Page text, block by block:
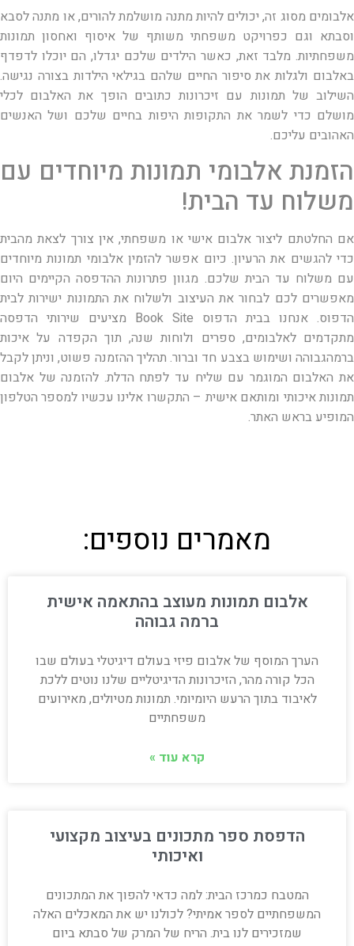
אלבומים מסוג זה, יכולים להיות מתנה מושלמת להורים, או מתנה לסבא
וסבתא וגם כפרויקט משפחתי משותף של איסוף ואחסון תמונות
משפחתיות. מלבד זאת, כאשר הילדים שלכם יגדלו, הם יוכלו לדפדף
באלבום ולגלות את סיפור החיים שלהם בגילאי הילדות בצורה נגישה.
השילוב של תמונות עם זיכרונות כתובים הופך את האלבום לכלי
מושלם כדי לשמר את התקופות היפות בחיים שלכם ושל האנשים
האהובים עליכם.
הזמנת אלבומי תמונות מיוחדים עם
משלוח עד הבית!
אם החלטתם ליצור אלבום אישי או משפחתי, אין צורך לצאת מהבית
כדי להגשים את הרעיון. כיום אפשר להזמין אלבומי תמונות מיוחדים
עם משלוח עד הבית שלכם. מגוון פתרונות ההדפסה הקיימים היום
מאפשרים לכם לבחור את העיצוב ולשלוח את התמונות ישירות לבית
הדפוס. אנחנו בבית הדפוס Book Site מציעים שירותי הדפסה
מתקדמים לאלבומים, ספרים ולוחות שנה, תוך הקפדה על איכות
ברמהגבוהה ושימוש בצבע חד וברור. תהליך ההזמנה פשוט, וניתן לקבל
את האלבום המוגמר עם שליח עד לפתח הדלת. להזמנה של אלבום
תמונות איכותי ומותאם אישית – התקשרו אלינו עכשיו למספר הטלפון
המופיע בראש האתר.
מאמרים נוספים:
אלבום תמונות מעוצב בהתאמה אישית
ברמה גבוהה
הערך המוסף של אלבום פיזי בעולם דיגיטלי בעולם שבו
הכל קורה מהר, הזיכרונות הדיגיטליים שלנו נוטים ללכת
לאיבוד בתוך הרעש היומיומי. תמונות מטיולים, מאירועים
משפחתיים
קרא עוד »
הדפסת ספר מתכונים בעיצוב מקצועי
ואיכותי
המטבח כמרכז הבית: למה כדאי להפוך את המתכונים
המשפחתיים לספר אמיתי? לכולנו יש את המאכלים האלה
שמזכירים לנו בית. הריח של המרק של סבתא ביום